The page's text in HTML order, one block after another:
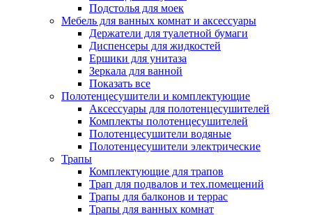
Подстолья для моек
Мебель для ванных комнат и аксессуары
Держатели для туалетной бумаги
Диспенсеры для жидкостей
Ершики для унитаза
Зеркала для ванной
Показать все
Полотенцесушители и комплектующие
Аксессуары для полотенцесушителей
Комплекты полотенцесушителей
Полотенцесушители водяные
Полотенцесушители электрические
Трапы
Комплектующие для трапов
Трап для подвалов и тех.помещений
Трапы для балконов и террас
Трапы для ванных комнат